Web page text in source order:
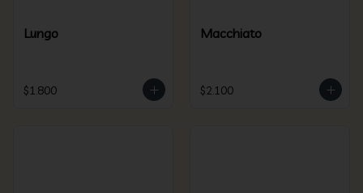
Lungo
$1.800
Macchiato
$2.100